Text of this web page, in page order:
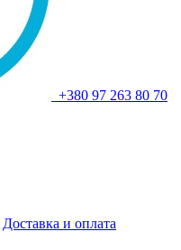
+380 97 263 80 70
Доставка и оплата